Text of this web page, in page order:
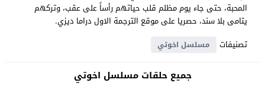
المحبة، حتى جاء يوم مظلم قلب حياتهم رأساً على عقب، وتركهم
يتامى بلا سند، حصريا على موقع الترجمة الاول دراما ديزي.
تصنيفات
مسلسل اخوتي
جميع حلقات مسلسل اخوتي